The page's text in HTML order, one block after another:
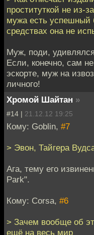
проституткой не из-
мужа есть успешный
средствах она не
Муж, поди,
Если, конечно, сам
эскорте, муж на
личного!
Хромой Шайтан »
#14 | 21.12.12 19:25
Кому: Goblin, #7
> Эвон, Тайгера
Ага, тему его
Park".
Кому: Corsa, #6
> Зачем вообще об
ещё на весь мир